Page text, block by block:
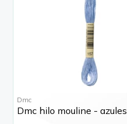
Dmc
Dmc hilo mouline - azules